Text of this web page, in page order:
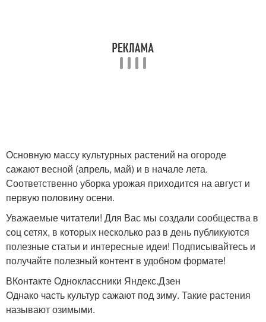
Основную массу культурных растений на огороде
сажают весной (апрель, май) и в начале лета.
Соответственно уборка урожая приходится на август и
первую половину осени.
Уважаемые читатели! Для Вас мы создали сообщества в
соц сетях, в которых несколько раз в день публикуются
полезные статьи и интересные идеи! Подписывайтесь и
получайте полезный контент в удобном формате!
ВКонтакте Одноклассники Яндекс.Дзен
Однако часть культур сажают под зиму. Такие растения
называют озимыми.